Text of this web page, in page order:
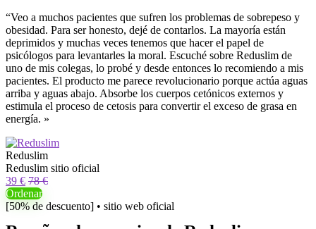
“Veo a muchos pacientes que sufren los problemas de sobrepeso y
obesidad. Para ser honesto, dejé de contarlos. La mayoría están
deprimidos y muchas veces tenemos que hacer el papel de
psicólogos para levantarles la moral. Escuché sobre Reduslim de
uno de mis colegas, lo probé y desde entonces lo recomiendo a mis
pacientes. El producto me parece revolucionario porque actúa aguas
arriba y aguas abajo. Absorbe los cuerpos cetónicos externos y
estimula el proceso de cetosis para convertir el exceso de grasa en
energía. »
Reduslim
Reduslim sitio oficial
39 € 78 €
Ordenar
[50% de descuento] • sitio web oficial